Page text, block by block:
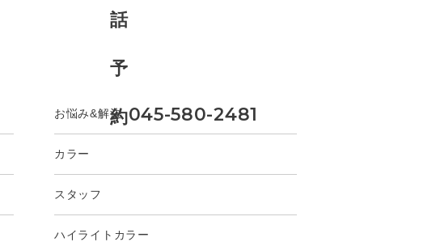
045-580-2481
お悩み&解決
カラー
スタッフ
ハイライトカラー